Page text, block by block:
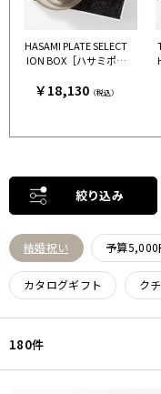
HASAMI PLATE SELECT
ION BOX［ハサミポー
ミポーセリン］
￥18,130（税込）
絞り込み
結婚祝い 予算5,000
カタログギフト ク
180件